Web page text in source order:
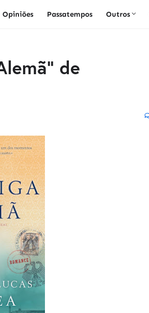
Opiniões Passatempos Outros
de